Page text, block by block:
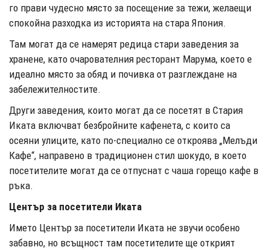
го прави чудесно място за посещение за тежи, желаещи
спокойна разходка из историята на стара Япония.
Там могат да се намерят редица стари заведения за
хранене, като очарователния ресторант Марума, което е
идеално място за обяд и почивка от разглеждане на
забележителностите.
Други заведения, които могат да се посетят в Стария
Иката включват безбройните кафенета, с които са
осеяни улиците, като по-специално се откроява „Мелъди
Кафе“, направено в традиционен стил шокудо, в което
посетителите могат да се отпуснат с чаша горещо кафе в
ръка.
Център за посетители Иката
Името Център за посетители Иката не звучи особено
забавно, но всъщност там посетителите ще открият